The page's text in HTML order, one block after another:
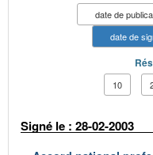
date de
date de
10
Signé le : 28-02-2003